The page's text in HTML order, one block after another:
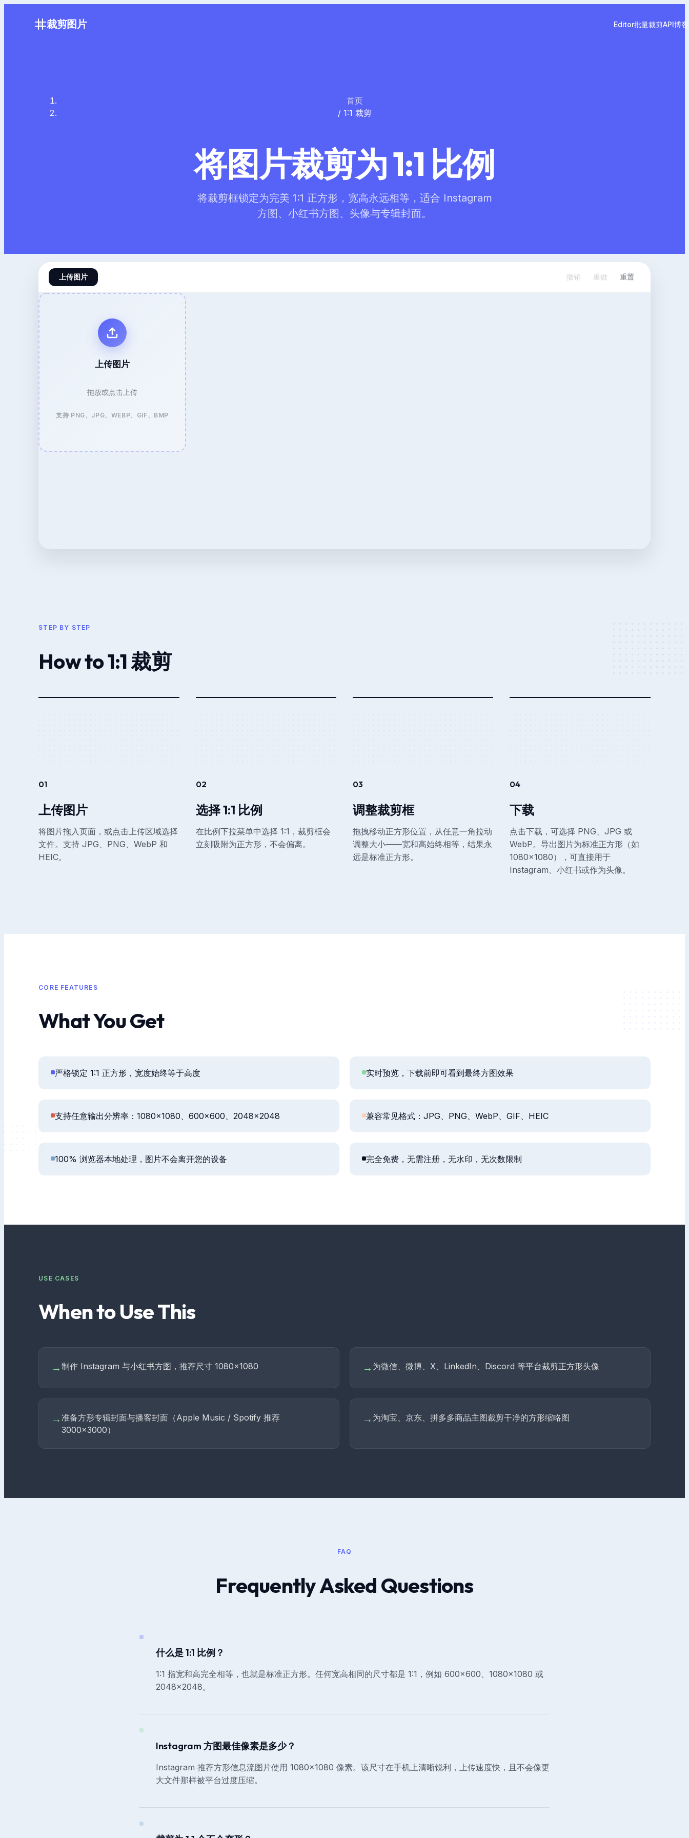
裁剪图片 Editor批量裁剪API博客
首页
/ 1:1 裁剪
将图片裁剪为 1:1 比例
将裁剪框锁定为完美 1:1 正方形，宽高永远相等，适合 Instagram
方图、小红书方图、头像与专辑封面。
上传图片 撤销 重做 重置
上传图片
拖放或点击上传
支持 PNG、JPG、WEBP、GIF、BMP
STEP BY STEP
How to 1:1 裁剪
01
上传图片
将图片拖入页面，或点击上传区域选择
文件。支持 JPG、PNG、WebP 和
HEIC。
02
选择 1:1 比例
在比例下拉菜单中选择 1:1，裁剪框会
立刻吸附为正方形，不会偏离。
03
调整裁剪框
拖拽移动正方形位置，从任意一角拉动
调整大小——宽和高始终相等，结果永
远是标准正方形。
04
下载
点击下载，可选择 PNG、JPG 或
WebP。导出图片为标准正方形（如
1080×1080），可直接用于
Instagram、小红书或作为头像。
CORE FEATURES
What You Get
严格锁定 1:1 正方形，宽度始终等于高度 实时预览，下载前即可看到最终方图效果
支持任意输出分辨率：1080×1080、600×600、2048×2048 兼容常见格式：JPG、PNG、WebP、GIF、HEIC
100% 浏览器本地处理，图片不会离开您的设备 完全免费，无需注册，无水印，无次数限制
USE CASES
When to Use This
→制作 Instagram 与小红书方图，推荐尺寸 1080×1080 → 为微信、微博、X、LinkedIn、Discord 等平台裁剪正方形头像
→准备方形专辑封面与播客封面（Apple Music / Spotify 推荐
3000×3000）
→ 为淘宝、京东、拼多多商品主图裁剪干净的方形缩略图
FAQ
Frequently Asked Questions
什么是 1:1 比例？
1:1 指宽和高完全相等，也就是标准正方形。任何宽高相同的尺寸都是 1:1，例如 600×600、1080×1080 或
2048×2048。
Instagram 方图最佳像素是多少？
Instagram 推荐方形信息流图片使用 1080×1080 像素。该尺寸在手机上清晰锐利，上传速度快，且不会像更
大文件那样被平台过度压缩。